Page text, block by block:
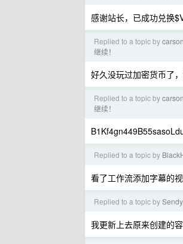
感谢站长，已成功兑换
Replied to a topic by
继续！
好久没玩过加密货币了
Replied to a topic by
继续！
Replied to a topic by
看了工作流添加字幕的
Replied to a topic by
我更新上去原来创建的